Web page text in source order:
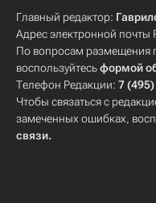
Главный редактор:
Адрес электронной почты
По вопросам размещения
воспользуйтесьформой
Телефон Редакции: 7
Чтобы связаться с
замеченных ошибках,
связи.